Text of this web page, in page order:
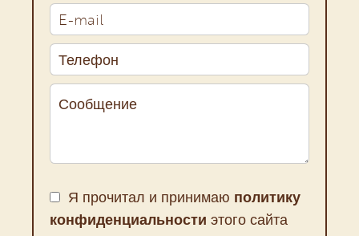
Я прочитал и принимаю политику
конфиденциальности этого сайта